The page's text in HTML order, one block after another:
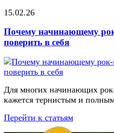
15.02.26
Почему начинающему
поверить в себя
Для многих начинающих
кажется тернистым и
Перейти к статьям